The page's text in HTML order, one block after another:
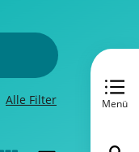
Alle Filter Menü